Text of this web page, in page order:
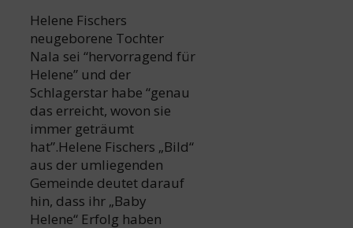
Helene Fischers
neugeborene Tochter
Nala sei “hervorragend für
Helene” und der
Schlagerstar habe “genau
das erreicht, wovon sie
immer geträumt
hat”.Helene Fischers „Bild“
aus der umliegenden
Gemeinde deutet darauf
hin, dass ihr „Baby
Helene“ Erfolg haben